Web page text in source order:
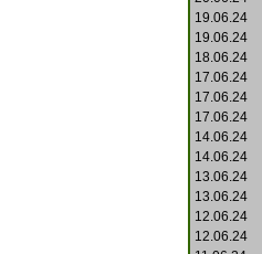
19.06.24
19.06.24
18.06.24
17.06.24
17.06.24
17.06.24
14.06.24
14.06.24
13.06.24
13.06.24
12.06.24
12.06.24